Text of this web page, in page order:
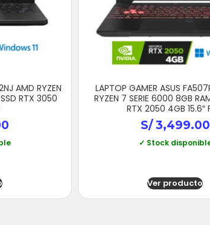
AMD RYZEN
RTX 3050
LAPTOP GAMER ASUS
RYZEN 7 SERIE 6000 8GB
RTX 2050 4GB 15.6″
S/3,499.00
✓ Stock
Ver producto